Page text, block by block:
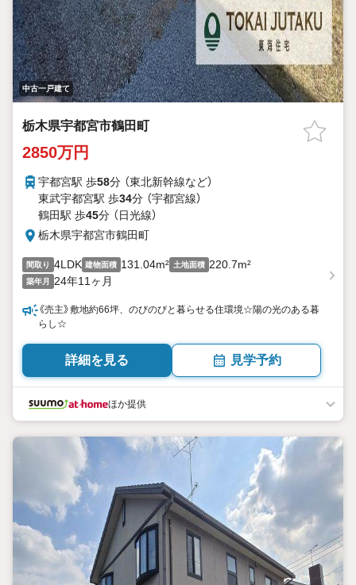
中古一戸建て
栃木県宇都宮市鶴田町
2850万円
宇都宮駅 歩58分 （東北新幹線など）
東武宇都宮駅 歩34分 （宇都宮線）
鶴田駅 歩45分 （日光線）
栃木県宇都宮市鶴田町
間取り 4LDK 建物面積 131.04m² 土地面積 220.7m²
築年月 24年11ヶ月
《売主》敷地約66坪、のびのびと暮らせる住環境☆陽の光のある暮
らし☆
詳細を見る 見学予約
ほか提供